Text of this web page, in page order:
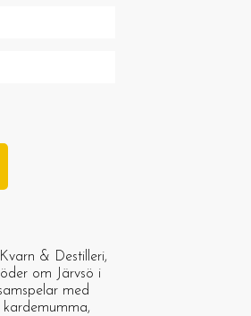
& Destilleri,
om Järvsö i
med
kardemumma,